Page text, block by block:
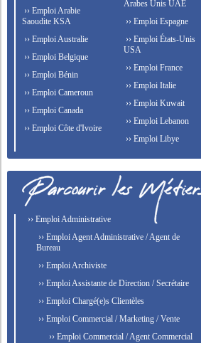
›› Emploi Arabie
Saoudite KSA
›› Emploi Australie
›› Emploi Belgique
›› Emploi Bénin
›› Emploi Cameroun
›› Emploi Canada
›› Emploi Côte d'Ivoire
Arabes Unis UAE
›› Emploi Espagne
›› Emploi États-Unis
USA
›› Emploi France
›› Emploi Italie
›› Emploi Kuwait
›› Emploi Lebanon
›› Emploi Libye
›› Emploi Administrative
›› Emploi Agent Administrative / Agent de
Bureau
›› Emploi Archiviste
›› Emploi Assistante de Direction / Secrétaire
›› Emploi Chargé(e)s Clientèles
›› Emploi Commercial / Marketing / Vente
›› Emploi Commercial / Agent Commercial